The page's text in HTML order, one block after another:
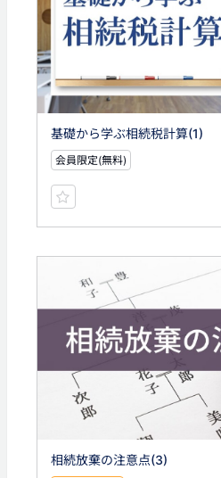
基礎から学ぶ相続税計算(1)
会員限定(無料)
相続放棄の注意点(3)